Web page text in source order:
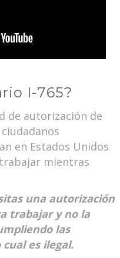
I-765?
de autorización de
en Estados Unidos
mientras
una autorización
trabajar y no la
las
es ilegal.